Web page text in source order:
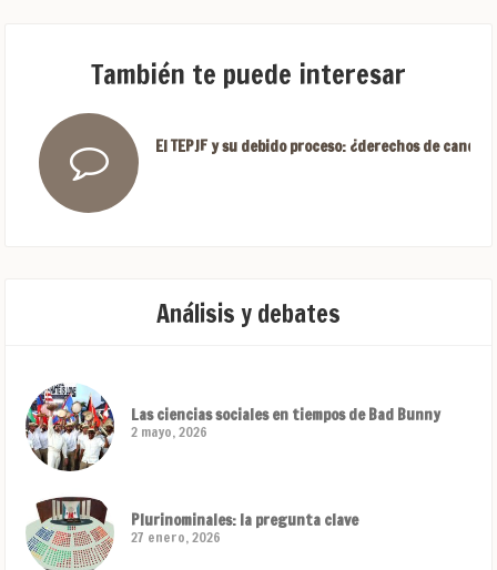
También te puede interesar
El TEPJF y su debido proceso: ¿derechos de
Análisis y debates
Las ciencias sociales en tiempos de Bad Bunny
2 mayo, 2026
Plurinominales: la pregunta clave
27 enero, 2026